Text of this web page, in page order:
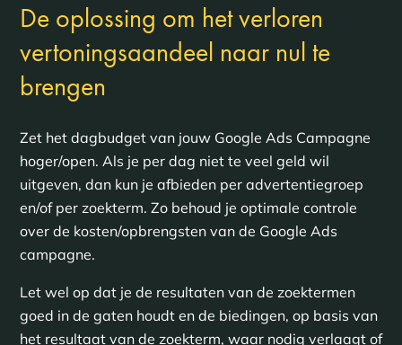
De oplossing om het verloren
vertoningsaandeel naar nul te
brengen
Zet het dagbudget van jouw Google Ads Campagne
hoger/open. Als je per dag niet te veel geld wil
uitgeven, dan kun je afbieden per advertentiegroep
en/of per zoekterm. Zo behoud je optimale controle
over de kosten/opbrengsten van de Google Ads
campagne.
Let wel op dat je de resultaten van de zoektermen
goed in de gaten houdt en de biedingen, op basis van
het resultaat van de zoekterm, waar nodig verlaagt of